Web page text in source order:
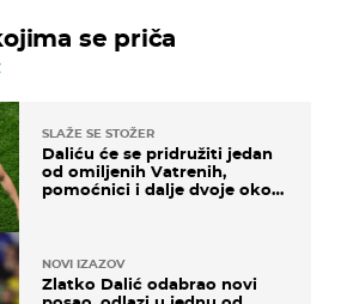
se priča
SLAŽE SE STOŽER
Daliću će se pridružiti jedan
od omiljenih Vatrenih,
pomoćnici i dalje dvoje oko
NOVI IZAZOV
Zlatko Dalić odabrao novi